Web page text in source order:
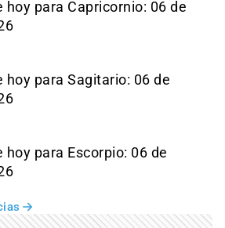
hoy para Capricornio: 06 de
hoy para Sagitario: 06 de
hoy para Escorpio: 06 de